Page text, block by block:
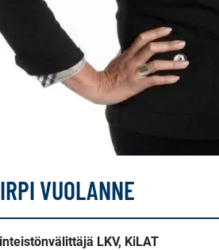
VUOLANNE
LKV, KiLAT